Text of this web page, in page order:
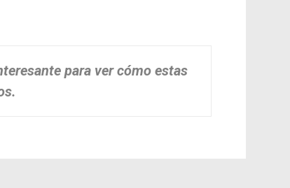
para ver cómo estas